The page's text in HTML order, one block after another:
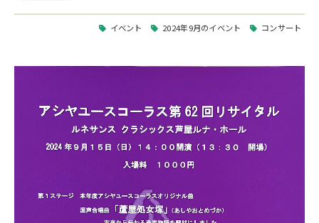
イベント 2024年9月のイベント コンサート